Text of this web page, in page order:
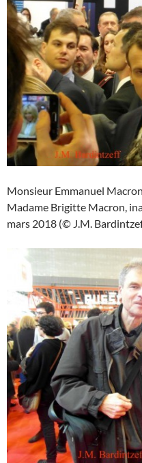
Monsieur Emmanuel
Madame Brigitte Macron,
mars 2018 (© J.M.